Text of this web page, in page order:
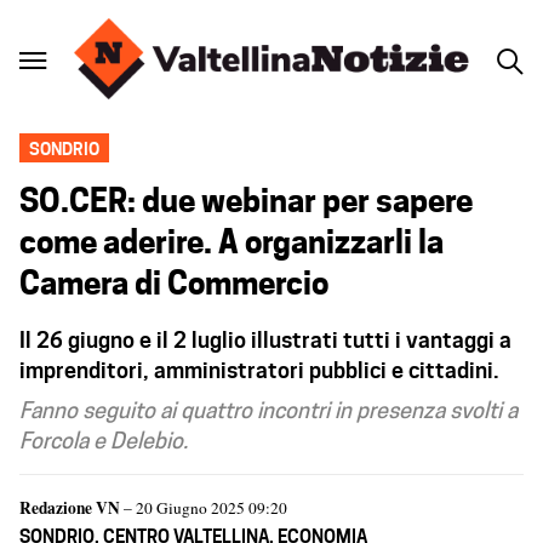
SONDRIO
SO.CER: due webinar per sapere
come aderire. A organizzarli la
Camera di Commercio
Il 26 giugno e il 2 luglio illustrati tutti i vantaggi a
imprenditori, amministratori pubblici e cittadini.
Fanno seguito ai quattro incontri in presenza svolti a
Forcola e Delebio.
Redazione VN– 20 Giugno 2025 09:20
SONDRIO, CENTRO VALTELLINA, ECONOMIA